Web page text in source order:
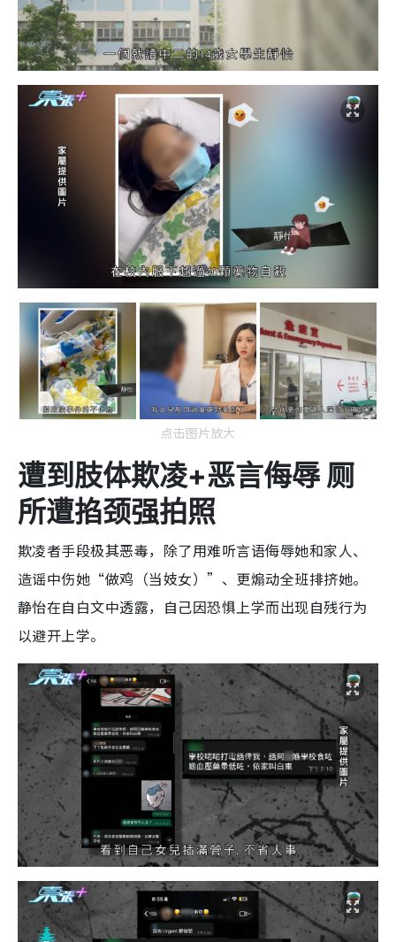
点击图片放大
遭到肢体欺凌+恶言侮辱 厕
所遭掐颈强拍照
欺凌者手段极其恶毒，除了用难听言语侮辱她和家人、
造谣中伤她“做鸡（当妓女）”、更煽动全班排挤她。
静怡在自白文中透露，自己因恐惧上学而出现自残行为
以避开上学。